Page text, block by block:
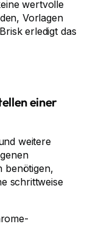
wertvolle
Vorlagen
erledigt das
einer
weitere
benötigen,
schrittweise